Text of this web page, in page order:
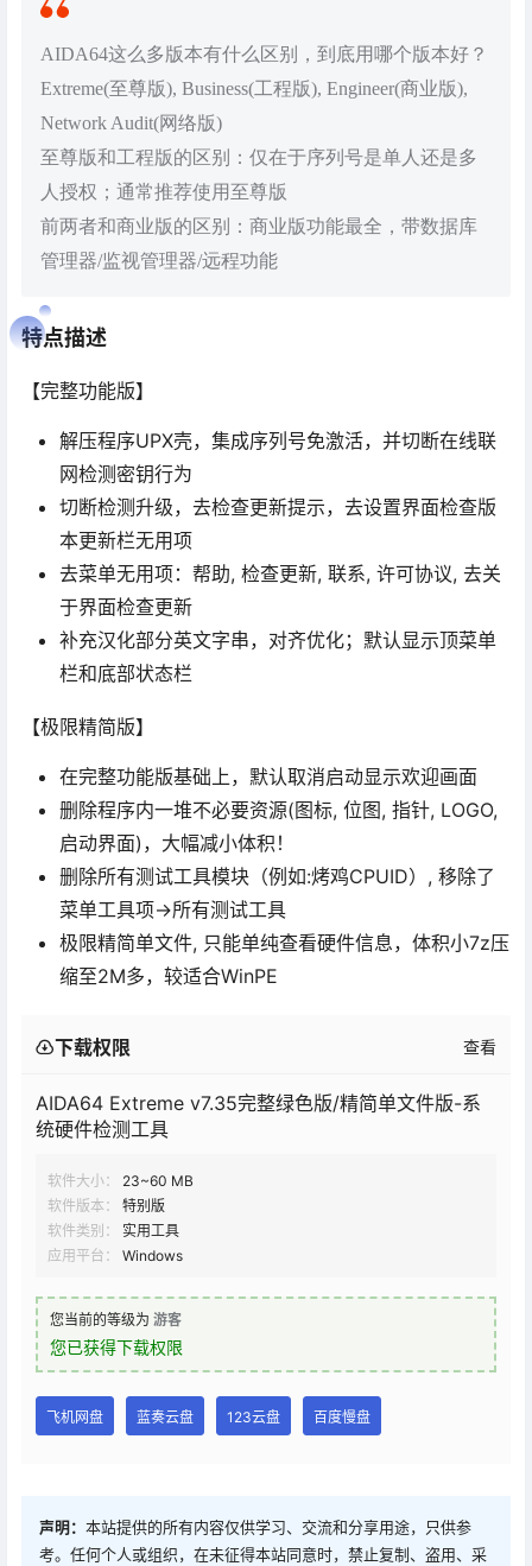
AIDA64这么多版本有什么区别，到底用哪个版本好？
Extreme(至尊版), Business(工程版), Engineer(商业版),
Network Audit(网络版)
至尊版和工程版的区别：仅在于序列号是单人还是多
人授权；通常推荐使用至尊版
前两者和商业版的区别：商业版功能最全，带数据库
管理器/监视管理器/远程功能
特点描述
【完整功能版】
解压程序UPX壳，集成序列号免激活，并切断在线联
网检测密钥行为
切断检测升级，去检查更新提示，去设置界面检查版
本更新栏无用项
去菜单无用项：帮助, 检查更新, 联系, 许可协议, 去关
于界面检查更新
补充汉化部分英文字串，对齐优化；默认显示顶菜单
栏和底部状态栏
【极限精简版】
在完整功能版基础上，默认取消启动显示欢迎画面
删除程序内一堆不必要资源(图标, 位图, 指针, LOGO,
启动界面)，大幅减小体积！
删除所有测试工具模块（例如:烤鸡CPUID）, 移除了
菜单工具项->所有测试工具
极限精简单文件, 只能单纯查看硬件信息，体积小7z压
缩至2M多，较适合WinPE
下载权限 查看
AIDA64 Extreme v7.35完整绿色版/精简单文件版-系
统硬件检测工具
软件大小：
23~60 MB
软件版本：
特别版
软件类别：
实用工具
应用平台：
Windows
您当前的等级为 游客
您已获得下载权限
飞机网盘 蓝奏云盘 123云盘 百度慢盘
声明： 本站提供的所有内容仅供学习、交流和分享用途，只供参
考。任何个人或组织，在未征得本站同意时，禁止复制、盗用、采